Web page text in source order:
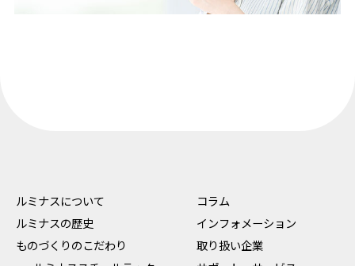
ルミナスについて
ルミナスの歴史
ものづくりのこだわり
コラム
インフォメーション
取り扱い企業